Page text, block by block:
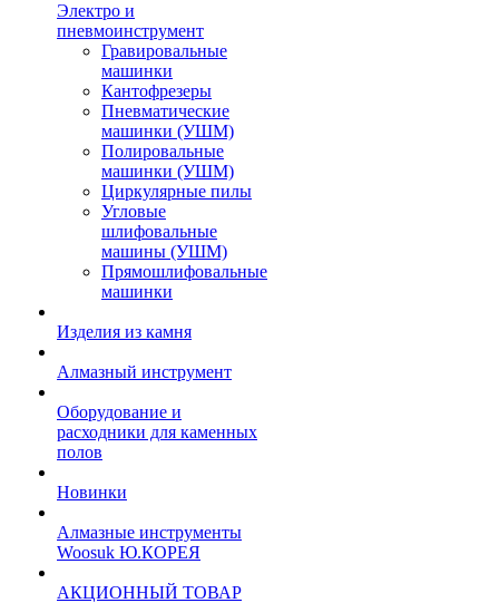
Электро и
пневмоинструмент
Гравировальные
машинки
Кантофрезеры
Пневматические
машинки (УШМ)
Полировальные
машинки (УШМ)
Циркулярные пилы
Угловые
шлифовальные
машины (УШМ)
Прямошлифовальные
машинки
Изделия из камня
Алмазный инструмент
Оборудование и
расходники для каменных
полов
Новинки
Алмазные инструменты
Woosuk Ю.КОРЕЯ
АКЦИОННЫЙ ТОВАР